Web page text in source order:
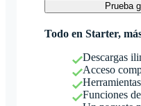
Prueba
Todo en Starter,
Descargas
Acceso
Funciones